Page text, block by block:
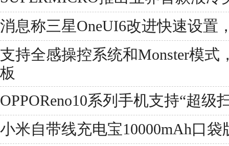
消息称三星OneUI6改进快速设置
支持全感操控系统和Monster模式
板
OPPOReno10系列手机支持“超级
小米自带线充电宝10000mAh口